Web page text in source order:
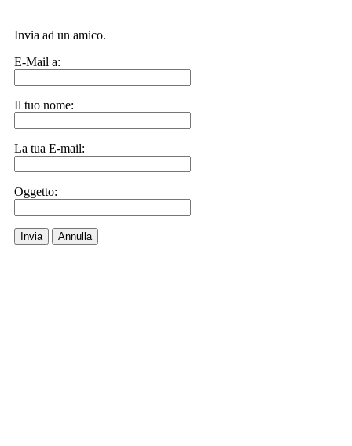
Invia ad un amico.
E-Mail a:
Il tuo nome:
La tua E-mail:
Oggetto:
Invia Annulla